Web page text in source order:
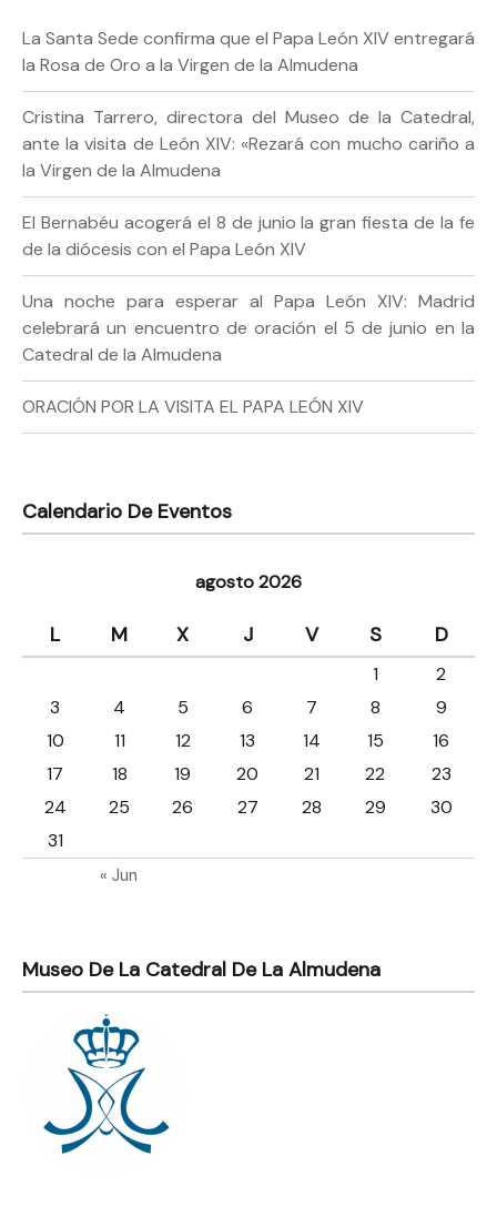
La Santa Sede confirma que el Papa León XIV entregará
la Rosa de Oro a la Virgen de la Almudena
Cristina Tarrero, directora del Museo de la Catedral,
ante la visita de León XIV: «Rezará con mucho cariño a
la Virgen de la Almudena
El Bernabéu acogerá el 8 de junio la gran fiesta de la fe
de la diócesis con el Papa León XIV
Una noche para esperar al Papa León XIV: Madrid
celebrará un encuentro de oración el 5 de junio en la
Catedral de la Almudena
ORACIÓN POR LA VISITA EL PAPA LEÓN XIV
Calendario De Eventos
agosto 2026
L M X J V S D
« Jun
1
2
3
4 5 6 7 8
9
10
11 12 13 14 15
16
17
18 19 20 21 22
23
24
25 26 27 28 29
30
31
Museo De La Catedral De La Almudena